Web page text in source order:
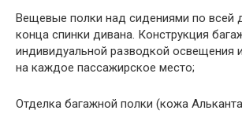
Вещевые полки над сидениями по всей
конца спинки дивана. Конструкция
индивидуальной разводкой освещения
на каждое пассажирское место;
Отделка багажной полки (кожа